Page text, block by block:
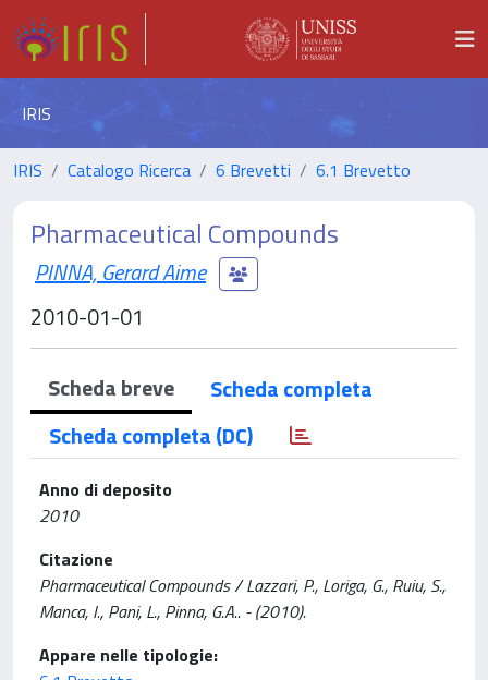
IRIS
IRIS Catalogo Ricerca 6 Brevetti 6.1 Brevetto
Pharmaceutical Compounds
PINNA, Gerard Aime
2010-01-01
Scheda breve
Scheda completa
Scheda completa (DC)
Anno di deposito
2010
Citazione
Pharmaceutical Compounds / Lazzari, P., Loriga, G., Ruiu, S.,
Manca, I., Pani, L., Pinna, G.A.. - (2010).
Appare nelle tipologie: